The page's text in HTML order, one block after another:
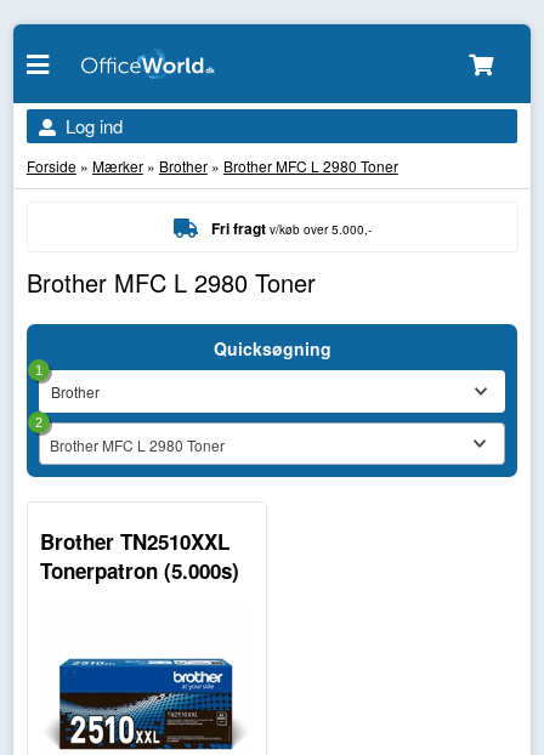
Log ind
Forside» Mærker» Brother» Brother MFC L 2980 Toner
Fri fragt v/køb over 5.000,-
Brother MFC L 2980 Toner
Quicksøgning
1
Brother MFC L 2980 Toner
2
Brother TN2510XXL
Tonerpatron (5.000s)